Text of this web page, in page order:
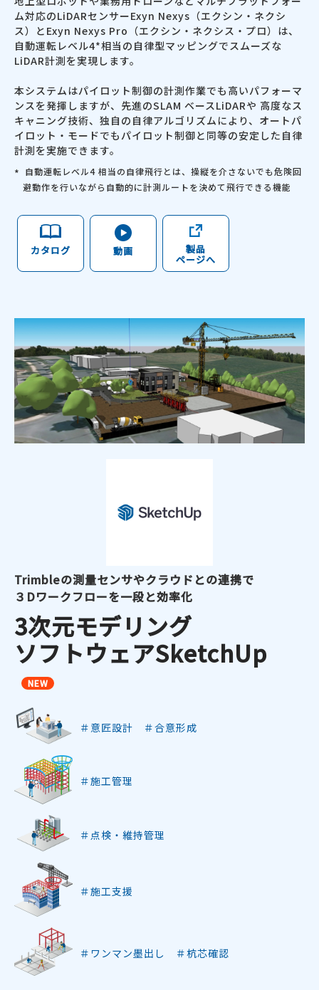
ム対応のLiDARセンサーExyn Nexys（エクシン・ネクシ
ス）とExyn Nexys Pro（エクシン・ネクシス・プロ）は、
自動運転レベル4*相当の自律型マッピングでスムーズな
LiDAR計測を実現します。
本システムはパイロット制御の計測作業でも高いパフォーマ
ンスを発揮しますが、先進のSLAM ベースLiDARや 高度なス
キャニング技術、独自の自律アルゴリズムにより、オートパ
イロット・モードでもパイロット制御と同等の安定した自律
計測を実施できます。
自動運転レベル4 相当の自律飛行とは、操縦を介さないでも危険回
避動作を行いながら自動的に計測ルートを決めて飛行できる機能
カタログ 動画 製品
ページへ
Trimbleの測量センサやクラウドとの連携で
３Dワークフローを一段と効率化
3次元モデリング
ソフトウェアSketchUp
NEW
＃意匠設計 ＃合意形成
＃施工管理
＃点検・維持管理
＃施工支援
＃ワンマン墨出し ＃杭芯確認